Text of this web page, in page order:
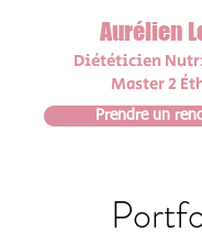
Aurélien
Diététicien N
Master 2
Prendre un